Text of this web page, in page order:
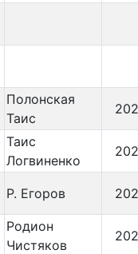
Полонская
Таис
Таис
Логвиненко
Р. Егоров
Родион
Чистяков